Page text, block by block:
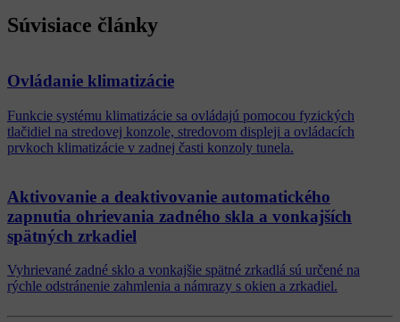
Súvisiace články
Ovládanie klimatizácie
Funkcie systému klimatizácie sa ovládajú pomocou fyzických
tlačidiel na stredovej konzole, stredovom displeji a ovládacích
prvkoch klimatizácie v zadnej časti konzoly tunela.
Aktivovanie a deaktivovanie automatického
zapnutia ohrievania zadného skla a vonkajších
spätných zrkadiel
Vyhrievané zadné sklo a vonkajšie spätné zrkadlá sú určené na
rýchle odstránenie zahmlenia a námrazy s okien a zrkadiel.